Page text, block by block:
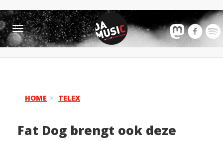
Toggle
navigation
HOME TELEX
Fat Dog brengt ook deze